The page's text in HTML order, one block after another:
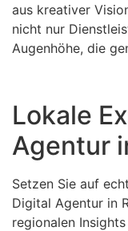
aus kreativer
nicht nur
Augenhöhe, die
Lokale
Agentur
Setzen Sie auf
Digital Agentur in
regionalen